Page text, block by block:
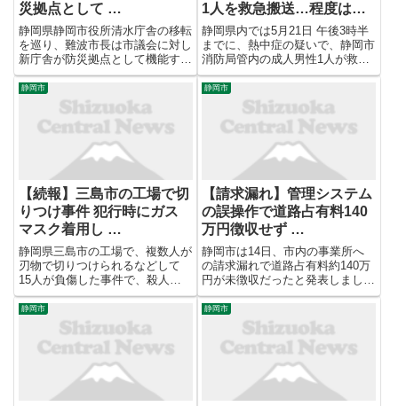
災拠点として …
静岡県静岡市役所清水庁舎の移転
を巡り、難波市長は市議会に対し
新庁舎が防災拠点として機能する
と説明ました。 静岡県静岡市は
老朽化した清水庁舎についてJR
清水駅東口に移転する方針を固め
ていますが、市が示す津波ハザー
ドマップの浸水想定区域内であ
1人を救急搬送…程度は軽
症(静岡)
静岡県内では5月21日 午後3時半
までに、熱中症の疑いで、静岡市
消防局管内の成人男性1人が救急
搬送されました。傷病程度は軽症
だということです。
静岡市
【続報】三島市の工場で切
りつけ事件 犯行時にガス
マスク着用し …
静岡県三島市の工場で、複数人が
刃物で切りつけられるなどして
15人が負傷した事件で、殺人未
遂の疑いで逮捕された男は、犯行
時にガスマスクを付け漂白剤をま
いていたことが新たに分かりまし
た。 警察や消防によりますと26
日午後4時半ごろ、三島市南二
静岡市
【請求漏れ】管理システム
の誤操作で道路占有料140
万円徴収せず …
静岡市は14日、市内の事業所へ
の請求漏れで道路占有料約140万
円が未徴収だったと発表しまし
た。 静岡市によりますと、市が
管理する道路に排水管やガス管、
電力線、通信線などを埋設し占用
する場合、「道路占用料」を納付
することになっています。
静岡市 静岡市